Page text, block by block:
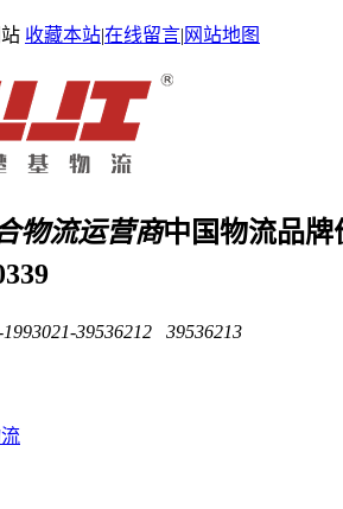
收藏本站|在线留言| 网站地图
物流运营商中国物流品牌
021-39536212 39536213